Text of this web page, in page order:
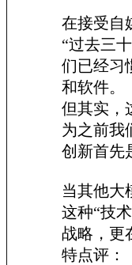
在接受自
“过去三
们已经习
和软件。
但其实，
为之前我
创新首先
当其他大
这种“技
战略，更
特点评：